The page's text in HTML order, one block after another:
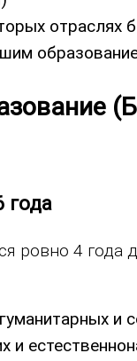
отраслях
года
ровно 4 года
и
и